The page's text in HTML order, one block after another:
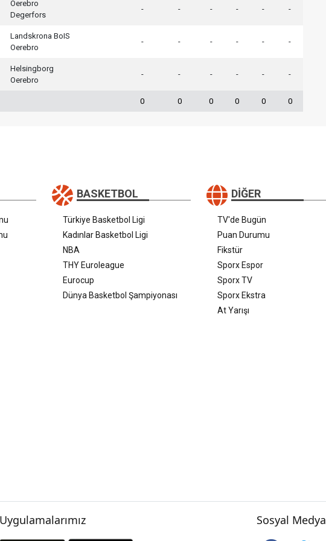
Oerebro
Degerfors
- - - - - -
Landskrona BoIS
Oerebro
- - - - - -
Helsingborg
Oerebro
- - - - - -
0 0 0 0 0 0
BASKETBOL
Türkiye Basketbol Ligi
Kadınlar Basketbol Ligi
NBA
THY Euroleague
Eurocup
Dünya Basketbol Şampiyonası
DIĞER
TV'de Bugün
Puan Durumu
Fikstür
Sporx Espor
Sporx TV
Sporx Ekstra
At Yarışı
Uygulamalarımız Sosyal Medya